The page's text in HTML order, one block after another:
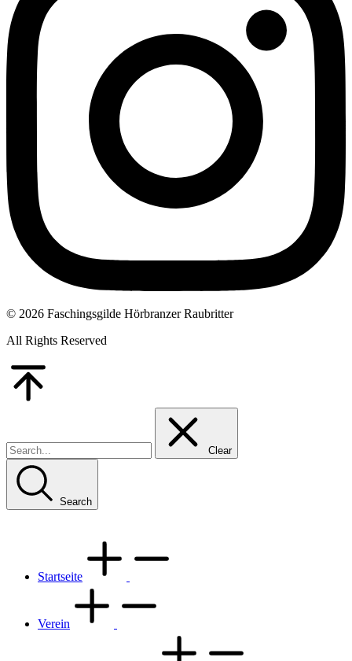
© 2026 Faschingsgilde Hörbranzer Raubritter
All Rights Reserved
Clear
Search
Startseite
Verein